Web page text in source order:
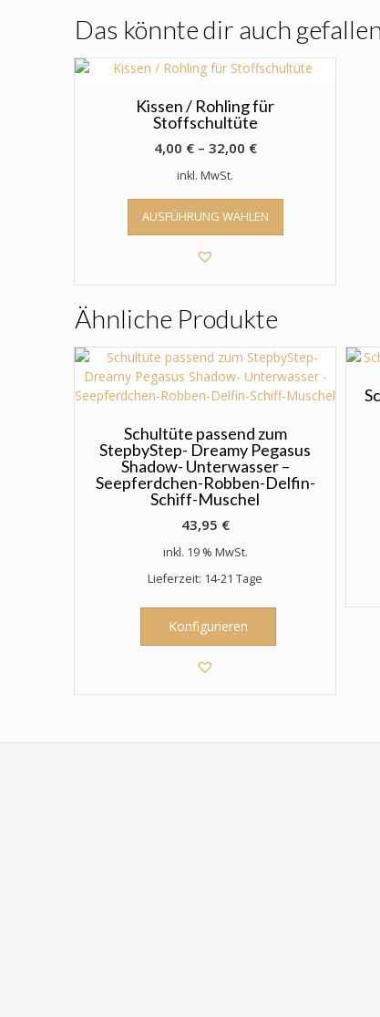
Das könnte dir auch
Kissen / Rohling für
Stoffschultüte
4,00 €– 32,00 €
inkl. MwSt.
AUSFÜHRUNG WÄHLEN
Dieses
weist
können
auf
der
gewählt
werden
Ähnliche Produkte
Schultüte passend zum
StepbyStep- Dreamy Pegasus
Shadow- Unterwasser –
Seepferdchen-Robben-Delfin-
Schiff-Muschel
43,95 €
inkl. 19 % MwSt.
Lieferzeit: 14-21 Tage
Konfigurieren